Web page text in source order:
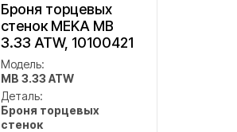
Броня торцевых
стенок MEKA MB
3.33 ATW, 10100421
Модель:
MB 3.33 ATW
Деталь:
Броня торцевых
стенок